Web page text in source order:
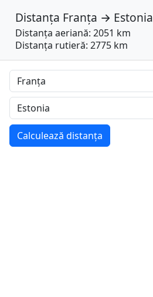
Distanța Franța → Estonia
Distanța aeriană: 2051 km
Distanța rutieră: 2775 km
Calculează distanța